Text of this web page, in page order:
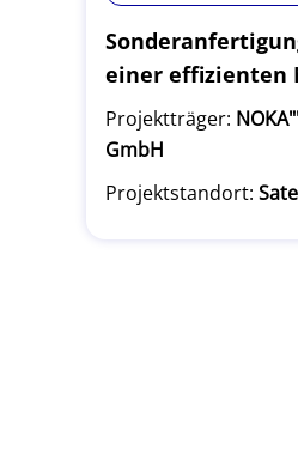
einer effizienten
Projektträger:
GmbH
Projektstandort: